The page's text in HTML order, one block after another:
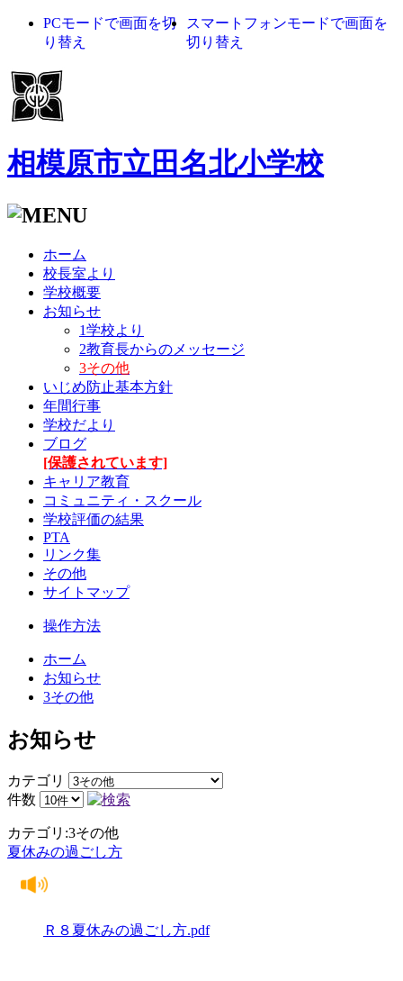
PCモードで画面を切
り替え
スマートフォンモードで画面を
切り替え
相模原市立田名北小学校
ホーム
校長室より
学校概要
お知らせ
1学校より
2教育長からのメッセージ
3その他
いじめ防止基本方針
年間行事
学校だより
ブログ
[保護されています]
キャリア教育
コミュニティ・スクール
学校評価の結果
PTA
リンク集
その他
サイトマップ
操作方法
ホーム
お知らせ
3その他
お知らせ
カテゴリ
件数
カテゴリ:3その他
夏休みの過ごし方
Ｒ８夏休みの過ごし方.pdf